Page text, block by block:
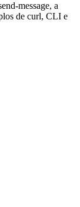
message, a
de curl, CLI e